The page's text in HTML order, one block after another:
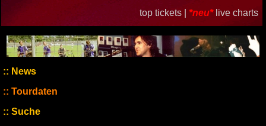
top tickets | *neu* live charts
News
Tourdaten
Suche